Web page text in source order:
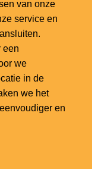
van onze
service en
een
we
in de
we het
en